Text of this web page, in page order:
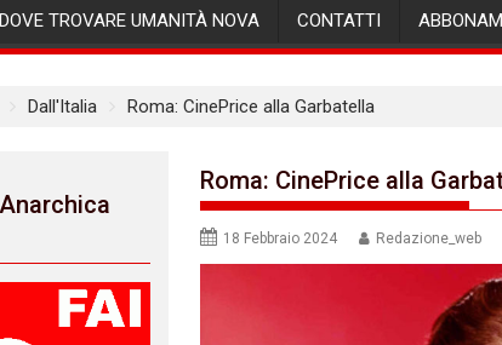
DOVE TROVARE UMANITÀ NOVA CONTATTI
Dall'Italia Roma: CinePrice alla Garbatella
Roma: CinePrice alla
18 Febbraio 2024 Redazione_web